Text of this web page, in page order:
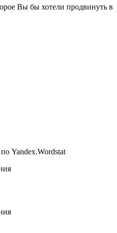
Вы бы хотели продвинуть в
Yandex.Wordstat